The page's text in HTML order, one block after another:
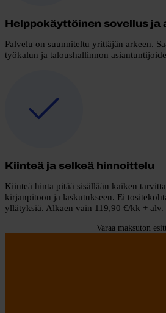
Helppokäyttöinen sovellus ja
Palvelu on suunniteltu yrittäjän arkeen.
työkalun ja taloushallinnon
Kiinteä ja selkeä hinnoittelu
Kiinteä hinta pitää sisällään kaiken
kirjanpitoon ja laskutukseen. Ei
yllätyksiä. Alkaen vain 119,90 €/kk + alv.
Varaa maksuton